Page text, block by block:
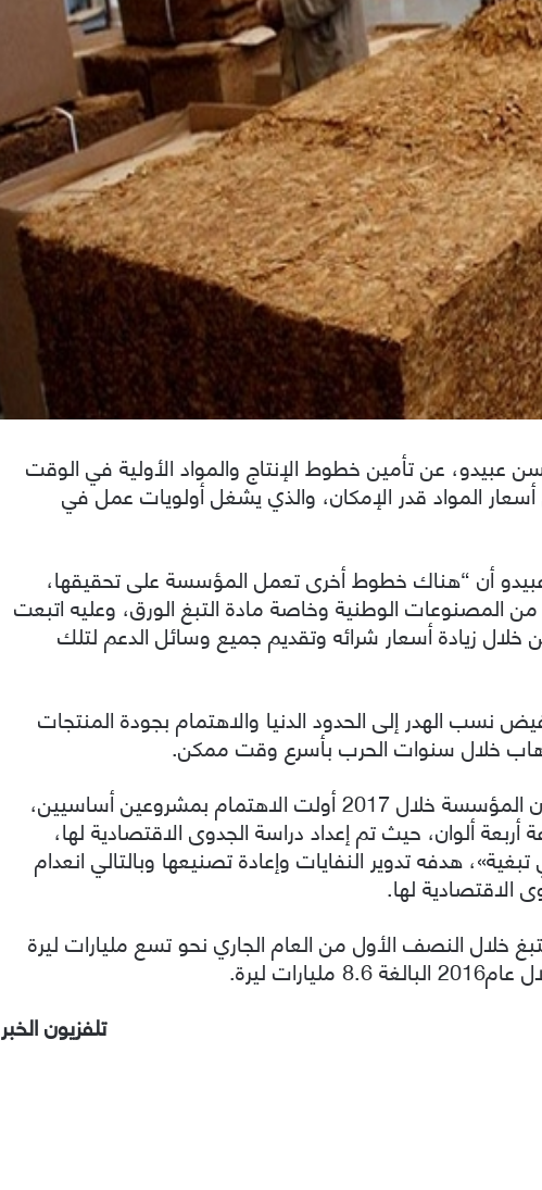
عن تأمين خطوط الإنتاج والمواد الأولية في الوقت
المواد قدر الإمكان، والذي يشغل أولويات عمل في
أن “هناك خطوط أخرى تعمل المؤسسة على تحقيقها،
المصنوعات الوطنية وخاصة مادة التبغ الورق، وعليه اتبعت
زيادة أسعار شرائه وتقديم جميع وسائل الدعم لتلك
الهدر إلى الحدود الدنيا والاهتمام بجودة المنتجات
خلال سنوات الحرب بأسرع وقت ممكن.
وفيما يتعلق بالمشاريع، أوضح عبيدو أن المؤسسة خلال 2017 أولت الاهتمام بمشروعين أساسيين،
أربعة ألوان، حيث تم إعداد دراسة الجدوى الاقتصادية لها،
هدفه تدوير النفايات وإعادة تصنيعها وبالتالي انعدام
الاقتصادية لها.
خلال النصف الأول من العام الجاري نحو تسع مليارات ليرة
ليرة.
تلفزيون الخبر